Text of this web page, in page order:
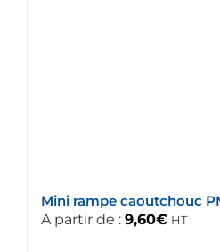
Mini rampe caoutchouc
A partir de : 9,60€ HT